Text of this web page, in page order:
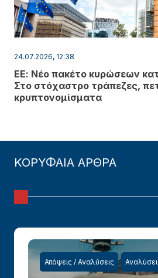
24.07.2026, 12:38
ΕΕ: Νέο πακέτο κυρώσεων
Στο στόχαστρο τράπεζες,
κρυπτονομίσματα
ΚΟΡΥΦΑΙΑ ΑΡΘΡΑ
Απόψεις / Αναλύσεις